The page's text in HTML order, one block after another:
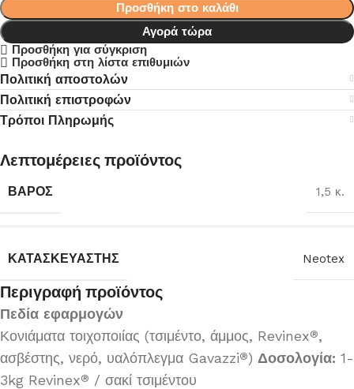
Προσθήκη στο καλάθι
Αγορά τώρα
Προσθήκη για σύγκριση
Προσθήκη στη λίστα επιθυμιών
Πολιτική αποστολών
Πολιτική επιστροφών
Τρόποι Πληρωμής
Λεπτομέρειες προϊόντος
ΒΆΡΟΣ 1,5 κ.
ΚΑΤΑΣΚΕΥΑΣΤΉΣ Neotex
Περιγραφή προϊόντος
Πεδία εφαρμογών
Κονιάματα τοιχοποιίας (τσιμέντο, άμμος, Revinex®,
ασβέστης, νερό, υαλόπλεγμα Gavazzi®) Δοσολογία: 1-
3kg Revinex® / σακί τσιμέντου